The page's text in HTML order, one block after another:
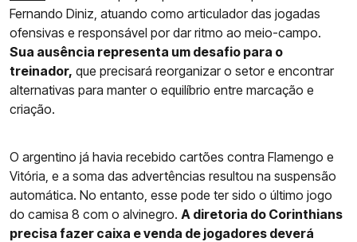
Fernando Diniz, atuando como articulador das jogadas
ofensivas e responsável por dar ritmo ao meio-campo.
Sua ausência representa um desafio para o
treinador, que precisará reorganizar o setor e encontrar
alternativas para manter o equilíbrio entre marcação e
criação.
O argentino já havia recebido cartões contra Flamengo e
Vitória, e a soma das advertências resultou na suspensão
automática. No entanto, esse pode ter sido o último jogo
do camisa 8 com o alvinegro. A diretoria do Corinthians
precisa fazer caixa e venda de jogadores deverá